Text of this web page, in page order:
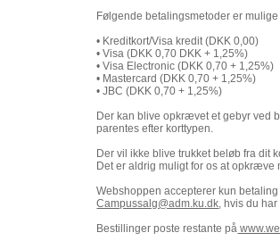
Følgende betalingsmetoder er
• Kreditkort/Visa kredit (DKK 0,00)
• Visa (DKK 0,70 DKK + 1,25%)
• Visa Electronic (DKK 0,70 + 1,25%)
• Mastercard (DKK 0,70 + 1,25%)
• JBC (DKK 0,70 + 1,25%)
Der kan blive opkrævet et gebyr ved
parentes efter korttypen.
Der vil ikke blive trukket beløb fra dit
Det er aldrig muligt for os at
Webshoppen accepterer kun
Campussalg@adm.ku.dk, hvis du
Bestillinger poste restante på